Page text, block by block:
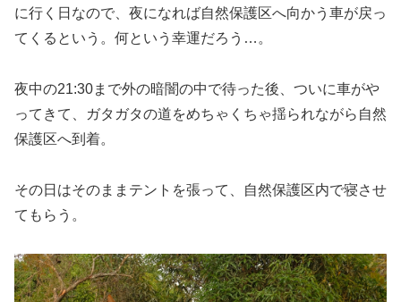
に行く日なので、夜になれば自然保護区へ向かう車が戻っ
てくるという。何という幸運だろう…。
夜中の21:30まで外の暗闇の中で待った後、ついに車がや
ってきて、ガタガタの道をめちゃくちゃ揺られながら自然
保護区へ到着。
その日はそのままテントを張って、自然保護区内で寝させ
てもらう。